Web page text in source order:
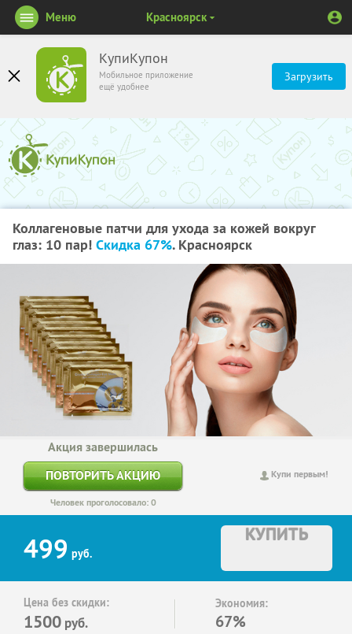
КупиКупон
Мобильное приложение
ещё удобнее
Загрузить
Меню Красноярск
Коллагеновые патчи для ухода за кожей вокруг
глаз: 10 пар! Скидка 67%. Красноярск
Купи первым!
Акция завершилась
ПОВТОРИТЬ АКЦИЮ
Человек проголосовало: 0
499 руб.
КУПИТЬ
Цена без скидки:
1500 руб.
Экономия:
67%